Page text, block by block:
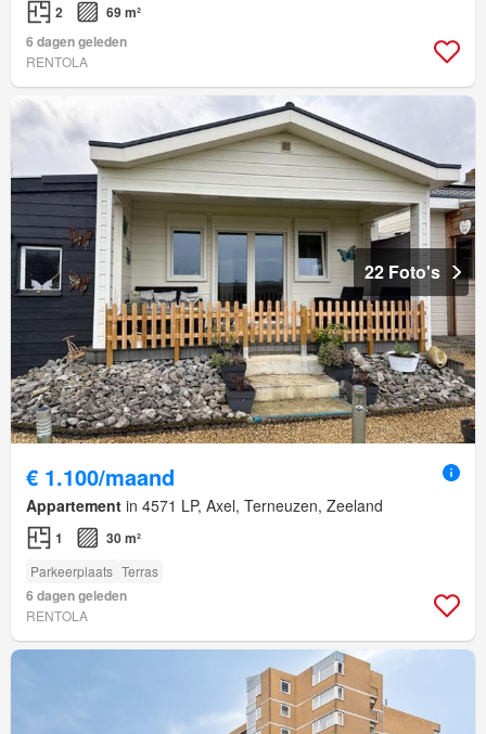
2
69 m²
6 dagen geleden
RENTOLA
22 Foto's
€ 1.100/maand
Appartement in 4571 LP, Axel, Terneuzen, Zeeland
1 30 m²
Parkeerplaats Terras
6 dagen geleden
RENTOLA